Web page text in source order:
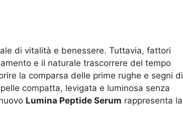
di vitalità e benessere. Tuttavia, fattori
e il naturale trascorrere del tempo
la comparsa delle prime rughe e segni di
compatta, levigata e luminosa senza
Lumina Peptide Serum rappresenta la